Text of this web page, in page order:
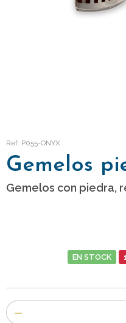
Ref: P055-ONYX
Gemelos
Gemelos con piedra,
EN STOCK
Número